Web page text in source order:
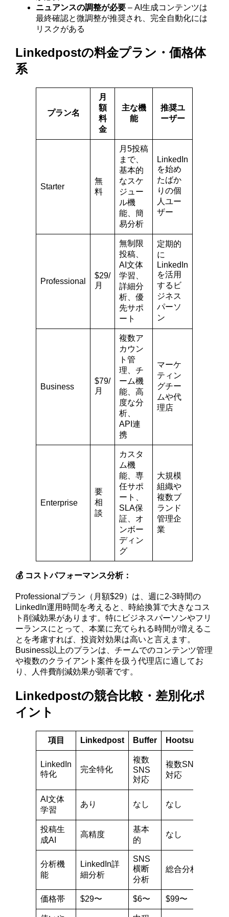
ニュアンスの調整が必要 – AI生成コンテンツは
最終確認と微調整が推奨され、完全自動化には
リスクがある
Linkedpostの料金プラン・価格体
系
プラン名
月
額
料
金
主な機
能
推奨ユ
ーザー
Starter
無
料
月5投稿
まで、
基本的
なスケ
ジュー
ル機
能、簡
易分析
LinkedIn
を始め
たばか
りの個
人ユー
ザー
Professional
$29/
月
無制限
投稿、
AI文体
学習、
詳細分
析、優
先サポ
ート
定期的
に
LinkedIn
を活用
するビ
ジネス
パーソ
ン
Business
$79/
月
複数ア
カウン
ト管
理、チ
ーム機
能、高
度な分
析、
API連
携
マーケ
ティン
グチー
ムや代
理店
Enterprise
要
相
談
カスタ
ム機
能、専
任サポ
ート、
SLA保
証、オ
ンボー
ディン
グ
大規模
組織や
複数ブ
ランド
管理企
業
💰 コストパフォーマンス分析：
Professionalプラン（月額$29）は、週に2-3時間の
LinkedIn運用時間を考えると、時給換算で大きなコス
ト削減効果があります。特にビジネスパーソンやフリ
ーランスにとって、本業に充てられる時間が増えるこ
とを考慮すれば、投資対効果は高いと言えます。
Business以上のプランは、チームでのコンテンツ管理
や複数のクライアント案件を扱う代理店に適してお
り、人件費削減効果が顕著です。
Linkedpostの競合比較・差別化ポ
イント
項目 Linkedpost Buffer Hootsuite
LinkedIn
特化
完全特化
複数
SNS
対応
複数SNS
対応
AI文体
学習
あり なし なし
投稿生
成AI
高精度
基本
的
なし
分析機
能
LinkedIn詳
細分析
SNS
横断
分析
総合分析
価格帯 $29〜 $6〜 $99〜